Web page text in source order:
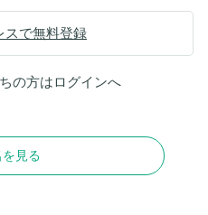
スで無料登録
の方はログインへ
見る